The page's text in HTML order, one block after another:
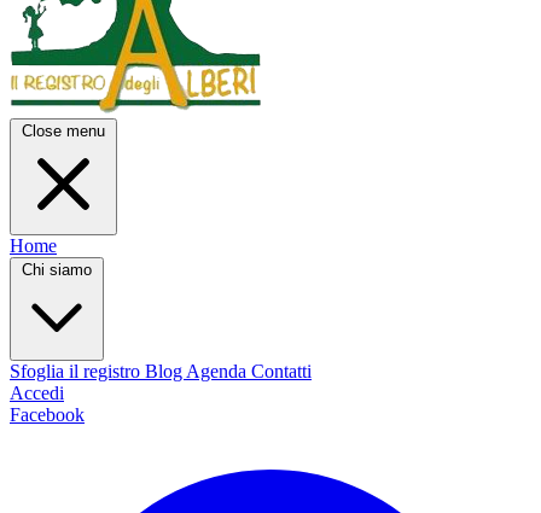
Close menu
Home
Chi siamo
Sfoglia il registro Blog Agenda Contatti
Accedi
Facebook